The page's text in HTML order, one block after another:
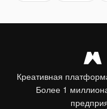
Креативная
Более 1